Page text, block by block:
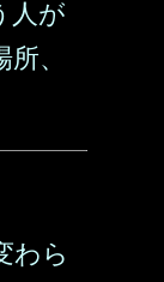
人が
、
わら